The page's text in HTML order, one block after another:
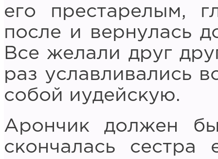
его престарелым,
после и вернулась
Все желали друг
раз уславливались
собой иудейскую.
Арончик должен
скончалась сестра